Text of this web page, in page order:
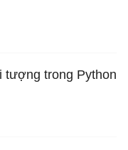
tượng trong Python